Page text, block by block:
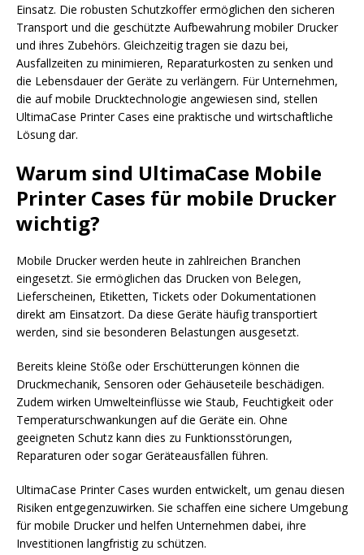
Einsatz. Die robusten Schutzkoffer ermöglichen den sicheren
Transport und die geschützte Aufbewahrung mobiler Drucker
und ihres Zubehörs. Gleichzeitig tragen sie dazu bei,
Ausfallzeiten zu minimieren, Reparaturkosten zu senken und
die Lebensdauer der Geräte zu verlängern. Für Unternehmen,
die auf mobile Drucktechnologie angewiesen sind, stellen
UltimaCase Printer Cases eine praktische und wirtschaftliche
Lösung dar.
Warum sind UltimaCase Mobile
Printer Cases für mobile Drucker
wichtig?
Mobile Drucker werden heute in zahlreichen Branchen
eingesetzt. Sie ermöglichen das Drucken von Belegen,
Lieferscheinen, Etiketten, Tickets oder Dokumentationen
direkt am Einsatzort. Da diese Geräte häufig transportiert
werden, sind sie besonderen Belastungen ausgesetzt.
Bereits kleine Stöße oder Erschütterungen können die
Druckmechanik, Sensoren oder Gehäuseteile beschädigen.
Zudem wirken Umwelteinflüsse wie Staub, Feuchtigkeit oder
Temperaturschwankungen auf die Geräte ein. Ohne
geeigneten Schutz kann dies zu Funktionsstörungen,
Reparaturen oder sogar Geräteausfällen führen.
UltimaCase Printer Cases wurden entwickelt, um genau diesen
Risiken entgegenzuwirken. Sie schaffen eine sichere Umgebung
für mobile Drucker und helfen Unternehmen dabei, ihre
Investitionen langfristig zu schützen.